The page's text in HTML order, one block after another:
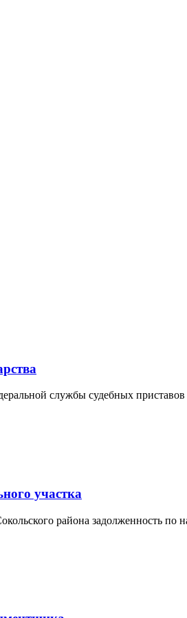
службы судебных
участка
района задолженность по